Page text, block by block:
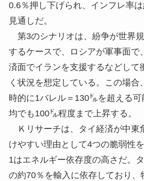
0.6％押し下げられ、インフレ率
見通しだ。
第3のシナリオは、紛争が世界
するケースで、ロシアが軍事面で
済面でイランを支援するなどして
く状況を想定している。この場合
時的に1バレル＝130㌦を超える
均でも100㌦程度まで上昇する。
Ｋリサーチは、タイ経済が中東
けやすい理由として4つの脆弱性
1はエネルギー依存度の高さだ。
の約70％を輸入に依存しており、